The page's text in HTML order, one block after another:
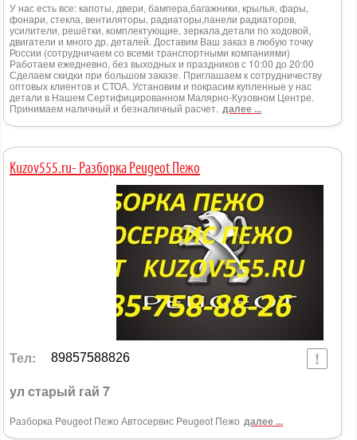
У нас есть все: капоты, двери, бампера,багажники, крылья, фары,
фонари, стекла, вентиляторы, радиаторы,панели радиаторов,
усилители, решётки, комплектующие, зеркала,детали по ходовой,
двигатели и много др. деталей. Доставим Ваш заказ в любую точку
России (сотрудничаем со всеми транспортными компаниями)
Работаем ежедневно, без выходных и праздников с 10:00 до 20:00
Сделаем скидки при большом заказе. Приглашаем к сотрудничеству
оптовых клиентов и СТОА. Установим и покрасим купленные у нас
детали в Нашем Сертифицированном Малярно-Кузовном Центре.
Принимаем наличный и безналичный расчет. далее ...
Kuzov555.ru- Разборка Peugeot Пежо
Тел: 89857588826
ул старый гай 7
Разборка Peugeot Пежо Автосервис Peugeot Пежо далее ...